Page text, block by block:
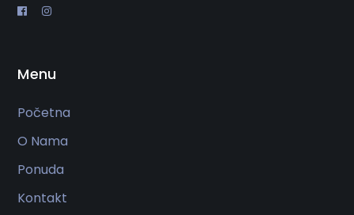
Menu
Početna
O Nama
Ponuda
Kontakt